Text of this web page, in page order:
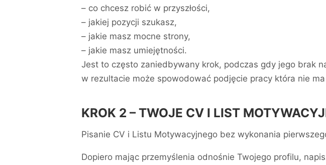
– co chcesz robić w przyszłości,
– jakiej pozycji szukasz,
– jakie masz mocne strony,
– jakie masz umiejętności.
Jest to często zaniedbywany krok, podczas gdy jego brak
w rezultacie może spowodować podjęcie pracy która nie
KROK 2 – TWOJE CV I LIST
Pisanie CV i Listu Motywacyjnego bez wykonania
Dopiero mając przemyślenia odnośnie Twojego profilu,